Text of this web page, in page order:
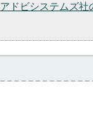
アドビシステムズ社